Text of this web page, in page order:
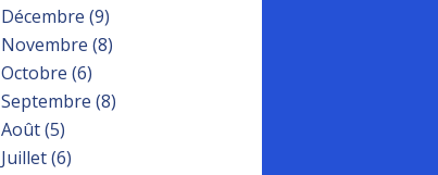
Décembre (9)
Novembre (8)
Octobre (6)
Septembre (8)
Août(5)
Juillet(6)